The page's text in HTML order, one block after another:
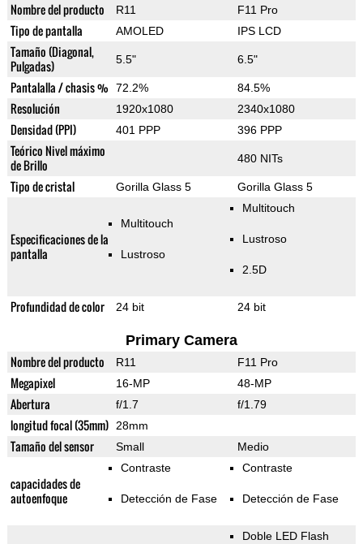
Nombre del producto R11 F11 Pro
Tipo de pantalla AMOLED IPS LCD
Tamaño (Diagonal,
Pulgadas)
5.5" 6.5"
Pantalalla / chasis % 72.2% 84.5%
Resolución 1920x1080 2340x1080
Densidad (PPI) 401 PPP 396 PPP
Teórico Nivel máximo
de Brillo
480 NITs
Tipo de cristal Gorilla Glass 5 Gorilla Glass 5
Especificaciones de la
pantalla
Multitouch
Lustroso
Multitouch
Lustroso
2.5D
Profundidad de color 24 bit 24 bit
Primary Camera
Nombre del producto R11 F11 Pro
Megapixel 16-MP 48-MP
Abertura f/1.7 f/1.79
longitud focal (35mm) 28mm
Tamaño del sensor Small Medio
capacidades de
autoenfoque
Contraste
Detección de Fase
Contraste
Detección de Fase
Doble LED Flash